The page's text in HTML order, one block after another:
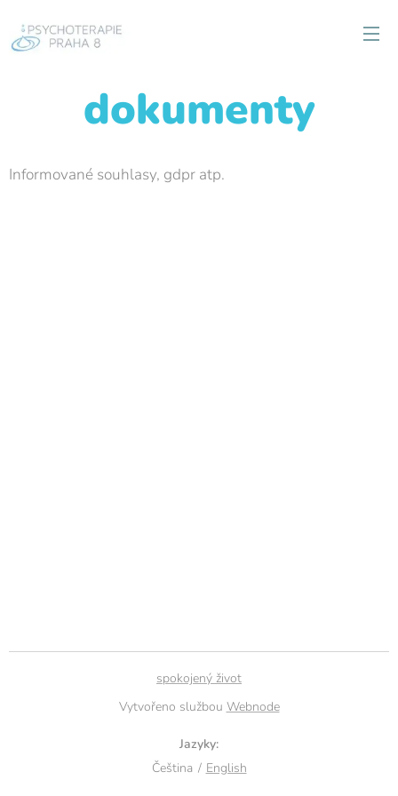
dokumenty
Informované souhlasy, gdpr atp.
spokojený život
Vytvořeno službou Webnode
Jazyky
Čeština
English